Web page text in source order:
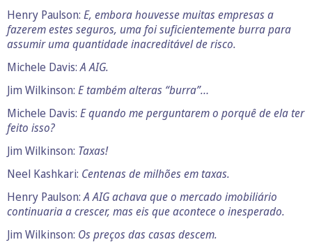
Henry Paulson: E, embora houvesse muitas empresas a
fazerem estes seguros, uma foi suficientemente burra para
assumir uma quantidade inacreditável de risco.
Michele Davis:A AIG.
Jim Wilkinson: E também alteras “burra”…
Michele Davis: E quando me perguntarem o porquê de ela ter
feito isso?
Jim Wilkinson: Taxas!
Neel Kashkari: Centenas de milhões em taxas.
Henry Paulson:A AIG achava que o mercado imobiliário
continuaria a crescer, mas eis que acontece o inesperado.
Jim Wilkinson: Os preços das casas descem.